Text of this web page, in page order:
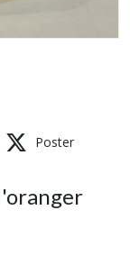
Poster